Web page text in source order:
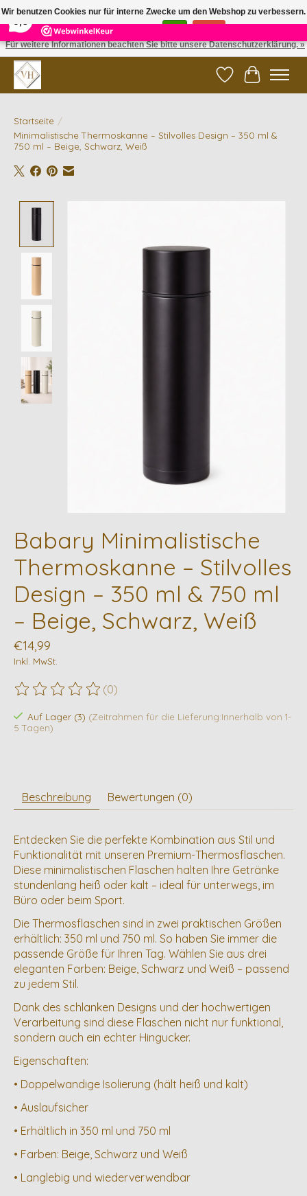
5 Reviews ×
✓ Gratis verzending vanaf €200 | ✓ 14 dagen retourneren
Wunschzettel
Ihr
Startseite /
Minimalistische Thermoskanne – Stilvolles Design – 350 ml &
750 ml – Beige, Schwarz, Weiß
Babary Minimalistische
Thermoskanne – Stilvolles
Design – 350 ml & 750 ml
– Beige, Schwarz, Weiß
€14,99
Inkl. MwSt.
Die Bewertung dieses Produkts ist
(0)
Auf Lager (3) (Zeitrahmen für die Lieferung:Innerhalb von 1-
5 Tagen)
Beschreibung Bewertungen (0)
Entdecken Sie die perfekte Kombination aus Stil und
Funktionalität mit unseren Premium-Thermosflaschen.
Diese minimalistischen Flaschen halten Ihre Getränke
stundenlang heiß oder kalt – ideal für unterwegs, im
Büro oder beim Sport.
Die Thermosflaschen sind in zwei praktischen Größen
erhältlich: 350 ml und 750 ml. So haben Sie immer die
passende Größe für Ihren Tag. Wählen Sie aus drei
eleganten Farben: Beige, Schwarz und Weiß – passend
zu jedem Stil.
Dank des schlanken Designs und der hochwertigen
Verarbeitung sind diese Flaschen nicht nur funktional,
sondern auch ein echter Hingucker.
Eigenschaften:
• Doppelwandige Isolierung (hält heiß und kalt)
• Auslaufsicher
• Erhältlich in 350 ml und 750 ml
• Farben: Beige, Schwarz und Weiß
• Langlebig und wiederverwendbar
Wir benutzen Cookies nur für interne Zwecke um den Webshop zu verbessern.
Ist das in Ordnung?
Für weitere Informationen beachten Sie bitte unsere Datenschutzerklärung. »